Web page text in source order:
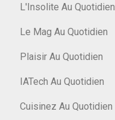
L'Insolite Au Quotidien
Le Mag Au Quotidien
Plaisir Au Quotidien
IATech Au Quotidien
Cuisinez Au Quotidien